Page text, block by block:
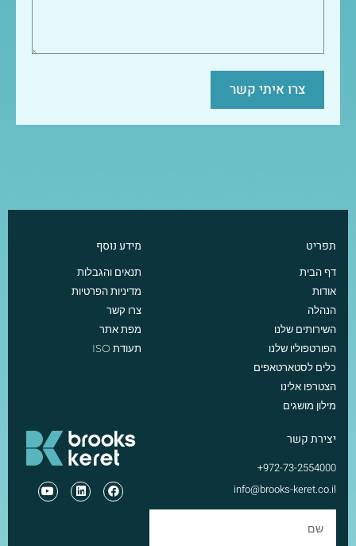
צרו איתי קשר
תפריט
דף הבית
אודות
הנהלה
השירותים שלנו
הפורטפוליו שלנו
כלים לסטארטאפים
הצטרפו אלינו
מילון מושגים
מידע נוסף
תנאים והגבלות
מדיניות הפרטיות
צרו קשר
מפת אתר
תעודת ISO
יצירת קשר
972-73-2554000+
info@brooks-keret.co.il